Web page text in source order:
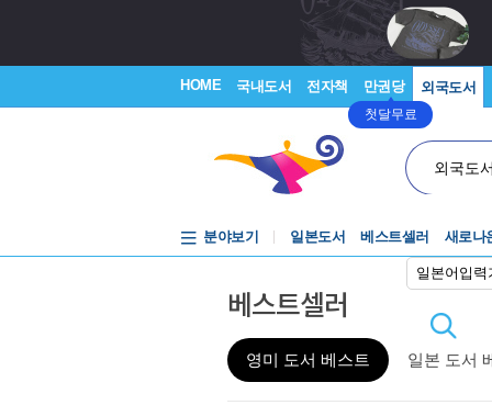
HOME 국내도서 전자책 만권당
첫달무료
외국도서
외국도
일본어입력
분야보기 일본도서 베스트셀러 새로나
베스트셀러
영미 도서 베스트 일본 도서